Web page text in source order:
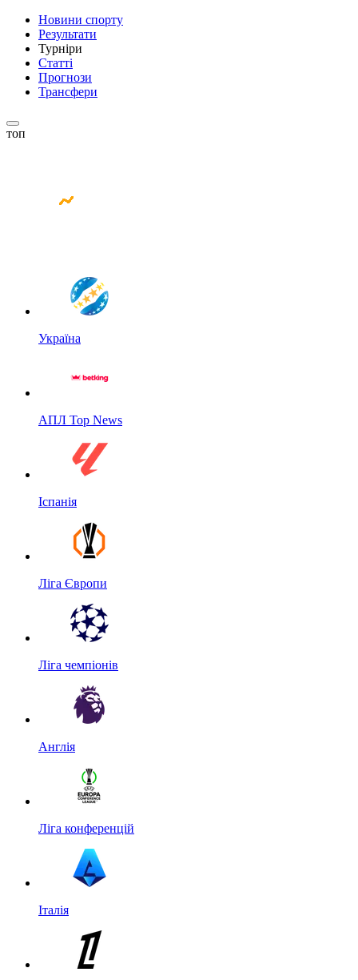
Новини спорту
Результати
Турніри
Статті
Прогнози
Трансфери
топ
Україна
АПЛ Top News
Іспанія
Ліга Європи
Ліга чемпіонів
Англія
Ліга конференцій
Італія